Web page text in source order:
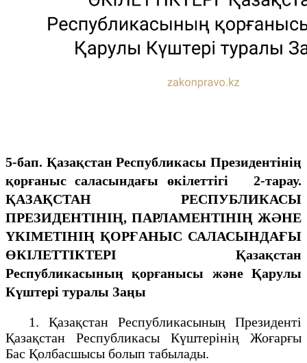
5-бап. Қазақстан Республикасы Президентінің
қорғаныс саласындағы өкілеттігі
2-тарау.
ҚАЗАҚСТАН РЕСПУБЛИКАСЫ
ПРЕЗИДЕНТIНIҢ, ПАРЛАМЕНТIНIҢ ЖӘНЕ
ҮКIМЕТIНIҢ ҚОРҒАНЫС САЛАСЫНДАҒЫ
ӨКIЛЕТТIКТЕРI
Қазақстан
Республикасының қорғанысы және Қарулы
Күштері туралы Заңы
1. Қазақстан Pecпубликасының Президентi
Қазақстан Республикасы Күштерiнің Жоғарғы
Бас Қолбасшысы болып табылады.